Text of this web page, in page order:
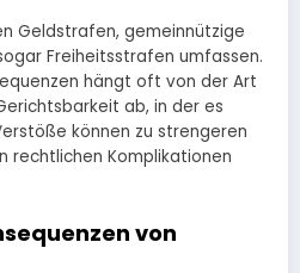
Geldstrafen, gemeinnützige
Freiheitsstrafen umfassen.
hängt oft von der Art
ab, in der es
können zu strengeren
rechtlichen Komplikationen
von